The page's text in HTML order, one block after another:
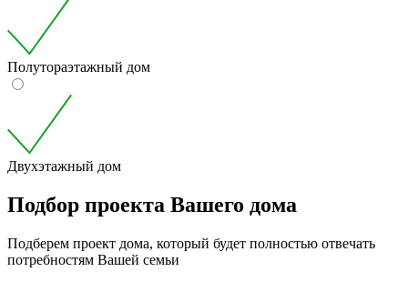
Полутораэтажный дом
Двухэтажный дом
Подбор проекта Вашего дома
Подберем проект дома, который будет полностью отвечать
потребностям Вашей семьи